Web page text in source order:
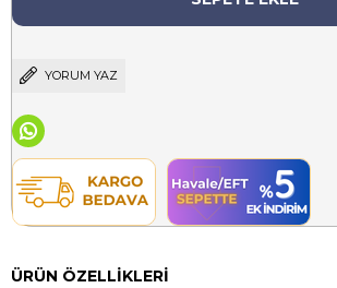
YORUM YAZ
ÜRÜN ÖZELLIKLERI